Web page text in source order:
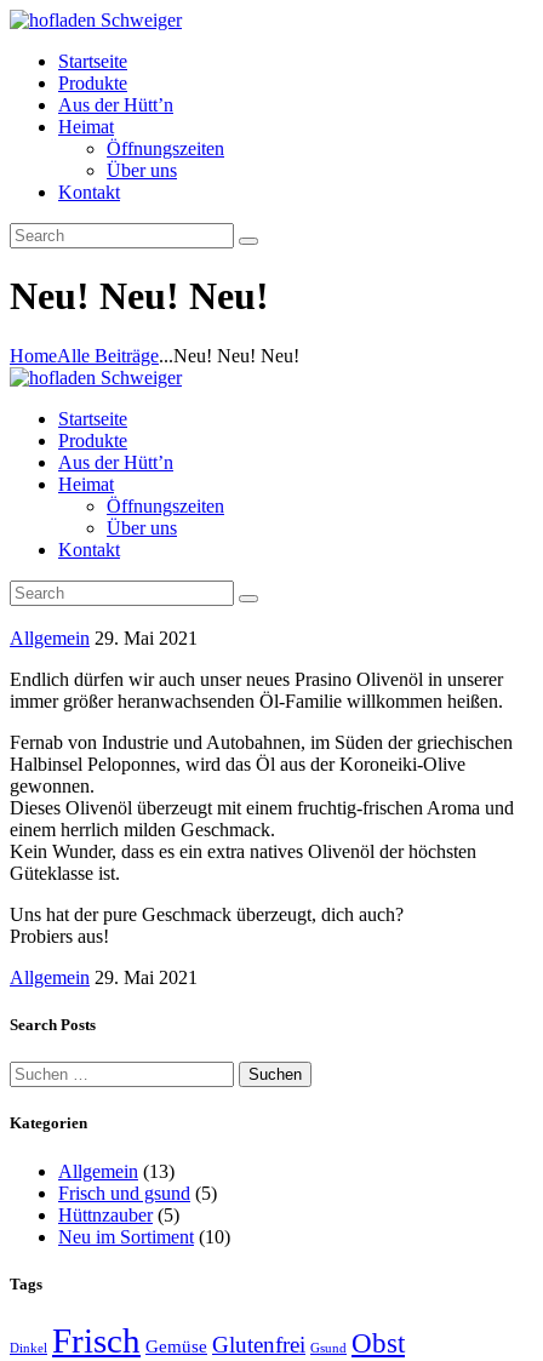
Startseite
Produkte
Aus der Hütt’n
Heimat
Öffnungszeiten
Über uns
Kontakt
Neu! Neu! Neu!
HomeAlle Beiträge...Neu! Neu! Neu!
Startseite
Produkte
Aus der Hütt’n
Heimat
Öffnungszeiten
Über uns
Kontakt
Allgemein 29. Mai 2021
Endlich dürfen wir auch unser neues Prasino Olivenöl in unserer
immer größer heranwachsenden Öl-Familie willkommen heißen.
Fernab von Industrie und Autobahnen, im Süden der griechischen
Halbinsel Peloponnes, wird das Öl aus der Koroneiki-Olive
gewonnen.
Dieses Olivenöl überzeugt mit einem fruchtig-frischen Aroma und
einem herrlich milden Geschmack.
Kein Wunder, dass es ein extra natives Olivenöl der höchsten
Güteklasse ist.
Uns hat der pure Geschmack überzeugt, dich auch?
Probiers aus!
Allgemein 29. Mai 2021
Search Posts
Suchen
nach:
Kategorien
Allgemein (13)
Frisch und gsund (5)
Hüttnzauber(5)
Neu im Sortiment (10)
Tags
Dinkel Frisch Gemüse Glutenfrei Gsund Obst